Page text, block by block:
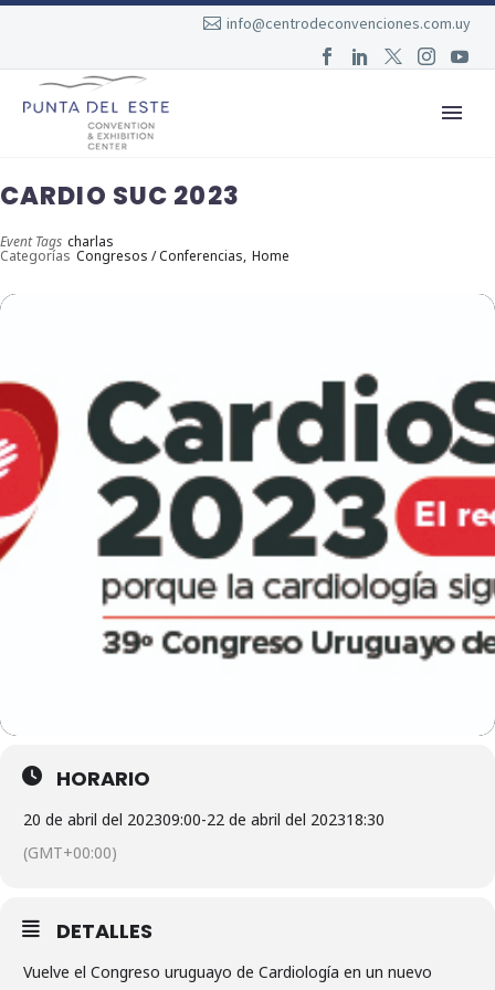
info@centrodeconvenciones.com.uy
CARDIO SUC 2023
Event Tags charlas
Categorías Congresos / Conferencias, Home
HORARIO
20 de abril del 202309:00-22 de abril del 202318:30
(GMT+00:00)
DETALLES
Vuelve el Congreso uruguayo de Cardiología en un nuevo